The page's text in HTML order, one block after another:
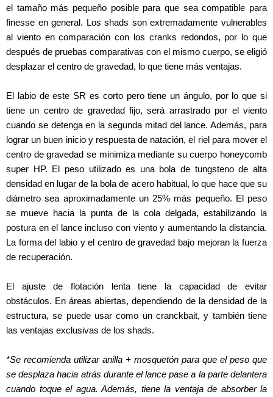
el tamaño más pequeño posible para que sea compatible para
finesse en general. Los shads son extremadamente vulnerables
al viento en comparación con los cranks redondos, por lo que
después de pruebas comparativas con el mismo cuerpo, se eligió
desplazar el centro de gravedad, lo que tiene más ventajas.
El labio de este SR es corto pero tiene un ángulo, por lo que si
tiene un centro de gravedad fijo, será arrastrado por el viento
cuando se detenga en la segunda mitad del lance. Además, para
lograr un buen inicio y respuesta de natación, el riel para mover el
centro de gravedad se minimiza mediante su cuerpo honeycomb
super HP. El peso utilizado es una bola de tungsteno de alta
densidad en lugar de la bola de acero habitual, lo que hace que su
diámetro sea aproximadamente un 25% más pequeño. El peso
se mueve hacia la punta de la cola delgada, estabilizando la
postura en el lance incluso con viento y aumentando la distancia.
La forma del labio y el centro de gravedad bajo mejoran la fuerza
de recuperación.
El ajuste de flotación lenta tiene la capacidad de evitar
obstáculos. En áreas abiertas, dependiendo de la densidad de la
estructura, se puede usar como un cranckbait, y también tiene
las ventajas exclusivas de los shads.
*Se recomienda utilizar anilla + mosquetón para que el peso que
se desplaza hacia atrás durante el lance pase a la parte delantera
cuando toque el agua. Además, tiene la ventaja de absorber la